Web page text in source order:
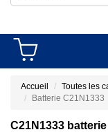
Accueil Toutes les
Batterie C21N1333
C21N1333